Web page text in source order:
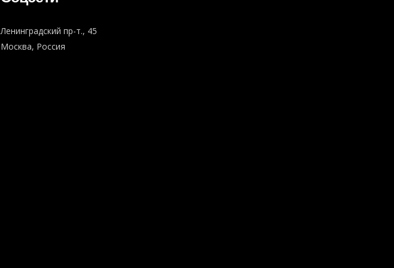
Ленинградский пр-т., 45
Москва, Россия